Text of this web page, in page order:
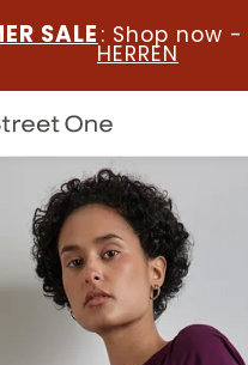
SALE : Shop now -
HERREN